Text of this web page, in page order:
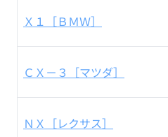
Ｘ１［ＢＭＷ］
ＣＸ－３［マツダ］
ＮＸ［レクサス］